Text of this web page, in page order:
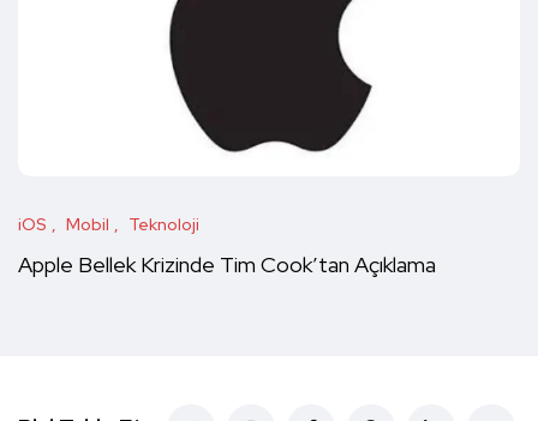
iOS Mobil Teknoloji
Apple Bellek Krizinde Tim Cook’tan Açıklama